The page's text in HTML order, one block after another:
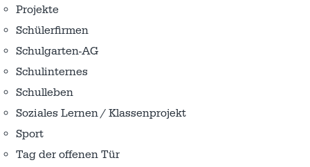
Projekte
Schülerfirmen
Schulgarten-AG
Schulinternes
Schulleben
Soziales Lernen / Klassenprojekt
Sport
Tag der offenen Tür